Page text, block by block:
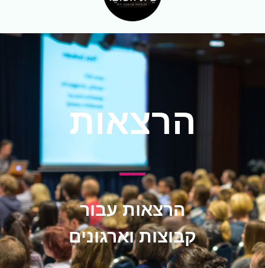
הרצאות
הרצאות עבור
קבוצות וארגונים